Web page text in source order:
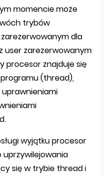
momencie może
trybów
dla
user zarezerwowanym
procesor znajduje się
(thread),
wyjątku procesor
uprzywilejowania
się w trybie thread i